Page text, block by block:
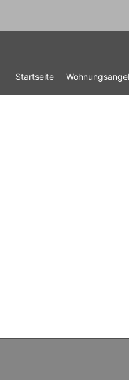
Startseite